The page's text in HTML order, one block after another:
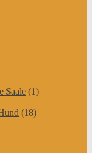
Saale (1)
(18)